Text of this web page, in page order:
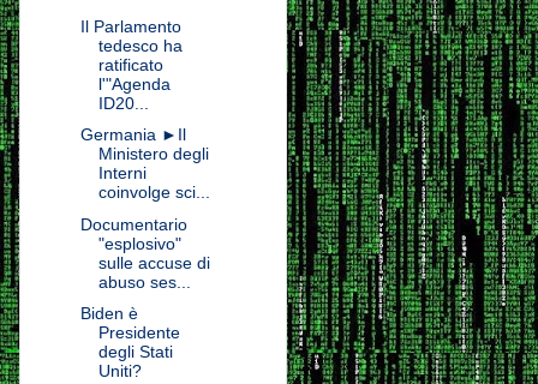
Il Parlamento
tedesco ha
ratificato
l'"Agenda
ID20...
Germania ►Il
Ministero degli
Interni
coinvolge sci...
Documentario
"esplosivo"
sulle accuse di
abuso ses...
Biden è
Presidente
degli Stati
Uniti?